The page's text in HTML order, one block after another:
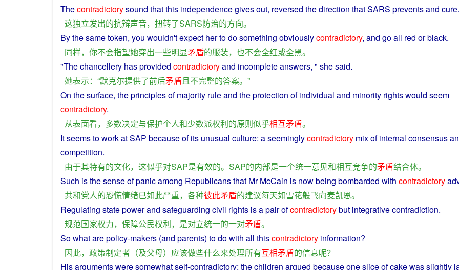
Thecontradictorysound thatthis independencegivesout, reversed thedirection thatSARS prevents and cure.
这独立发出的抗辩声音， 扭转了SARS防治的方向。
Bythesame token, you wouldn'texpect hertodosomething obviouslycontradictory, and goall red orblack.
同样， 你不会指望她穿出一些明显矛盾的服装， 也不会全红或全黑。
"Thechancellery hasprovided contradictoryand incompleteanswers, " shesaid.
她表示：“默克尔提供了前后矛盾且不完整的答案。”
On thesurface, theprinciplesof majority ruleand theprotection ofindividual and minority rightswould seem
contradictory.
从表面看， 多数决定与保护个人和少数派权利的原则似乎相互矛盾。
ItseemstoworkatSAP becauseof its unusual culture: aseeminglycontradictory mixofinternal consensus
competition.
由于其特有的文化， 这似乎对SAP是有效的。 SAP的内部是一个统一意见和相互竞争的矛盾结合体。
Such isthe senseofpanicamong Republicansthat Mr McCain is now being bombarded with contradictory
共和党人的恐慌情绪已如此严重， 各种彼此矛盾的建议每天如雪花般飞向麦凯恩。
Regulating statepowerand safeguarding civil rights isa pairofcontradictorybut integrativecontradiction.
规范国家权力， 保障公民权利， 是对立统一的一对矛盾。
Sowhatare policy-makers (and parents) todowith all thiscontradictory information?
因此， 政策制定者 （及父母） 应该做些什么来处理所有互相矛盾的信息呢？
Hisargumentsweresomewhatself-contradictory; thechildren argued becauseonesliceofcakewasslightly